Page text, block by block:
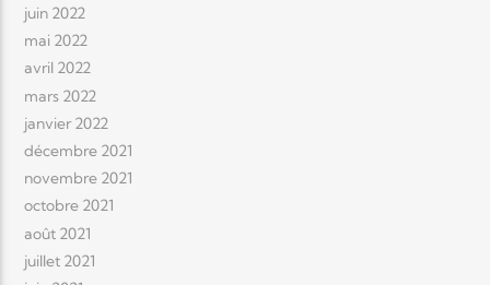
juin 2022
mai 2022
avril 2022
mars 2022
janvier 2022
décembre 2021
novembre 2021
octobre 2021
août 2021
juillet 2021